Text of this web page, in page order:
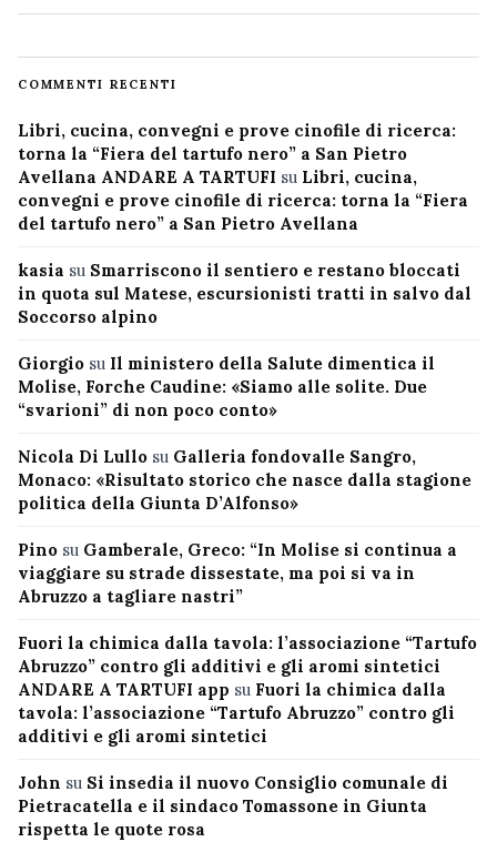
COMMENTI RECENTI
Libri, cucina, convegni e prove cinofile di ricerca:
torna la “Fiera del tartufo nero” a San Pietro
Avellana ANDARE A TARTUFI su Libri, cucina,
convegni e prove cinofile di ricerca: torna la “Fiera
del tartufo nero” a San Pietro Avellana
kasia su Smarriscono il sentiero e restano bloccati
in quota sul Matese, escursionisti tratti in salvo dal
Soccorso alpino
Giorgio su Il ministero della Salute dimentica il
Molise, Forche Caudine: «Siamo alle solite. Due
“svarioni” di non poco conto»
Nicola Di Lullo su Galleria fondovalle Sangro,
Monaco: «Risultato storico che nasce dalla stagione
politica della Giunta D’Alfonso»
Pino su Gamberale, Greco: “In Molise si continua a
viaggiare su strade dissestate, ma poi si va in
Abruzzo a tagliare nastri”
Fuori la chimica dalla tavola: l’associazione “Tartufo
Abruzzo” contro gli additivi e gli aromi sintetici
ANDARE A TARTUFI app su Fuori la chimica dalla
tavola: l’associazione “Tartufo Abruzzo” contro gli
additivi e gli aromi sintetici
John su Si insedia il nuovo Consiglio comunale di
Pietracatella e il sindaco Tomassone in Giunta
rispetta le quote rosa